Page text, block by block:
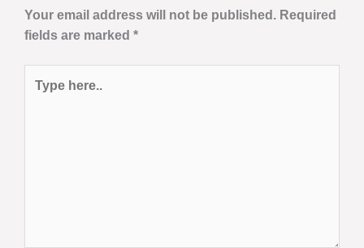
Your email address will not be published. Required
fields are marked *
here..